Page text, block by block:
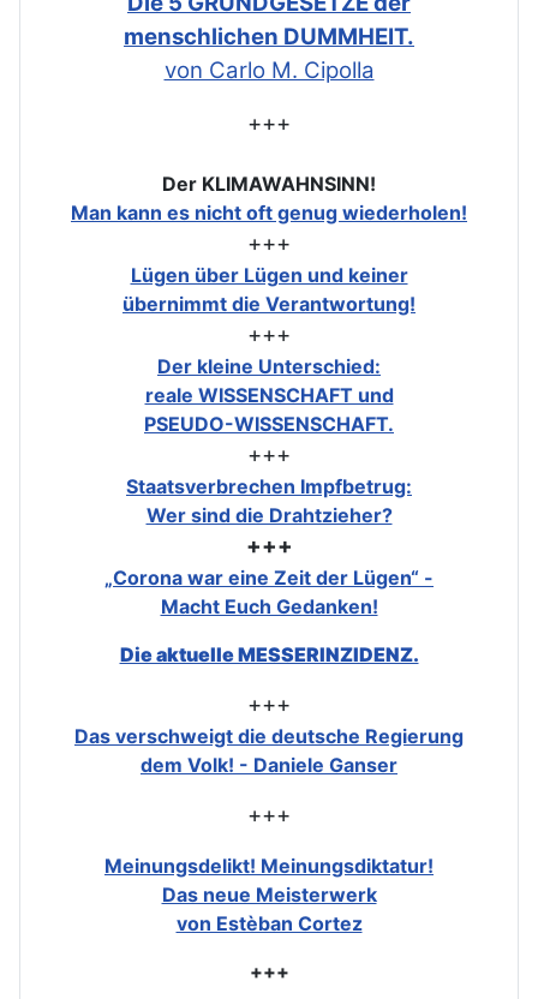
menschlichen DUMMHEIT.
von Carlo M. Cipolla
+++
Der KLIMAWAHNSINN!
Man kann es nicht oft genug wiederholen!
+++
Lügen über Lügen und keiner
übernimmt die Verantwortung!
+++
Der kleine Unterschied:
reale WISSENSCHAFT und
PSEUDO-WISSENSCHAFT.
+++
Staatsverbrechen Impfbetrug:
Wer sind die Drahtzieher?
+++
„Corona war eine Zeit der Lügen“ -
Macht Euch Gedanken!
Die aktuelle MESSERINZIDENZ.
+++
Das verschweigt die deutsche Regierung
dem Volk! - Daniele Ganser
+++
Meinungsdelikt! Meinungsdiktatur!
Das neue Meisterwerk
von Estèban Cortez
+++